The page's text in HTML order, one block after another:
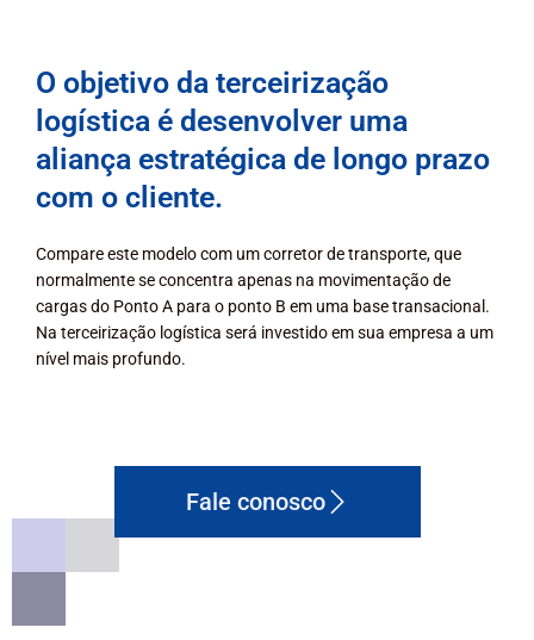
O objetivo da terceirização
logística é desenvolver uma
aliança estratégica de longo prazo
com o cliente.
Compare este modelo com um corretor de transporte, que
normalmente se concentra apenas na movimentação de
cargas do Ponto A para o ponto B em uma base transacional.
Na terceirização logística será investido em sua empresa a um
nível mais profundo.
Fale conosco